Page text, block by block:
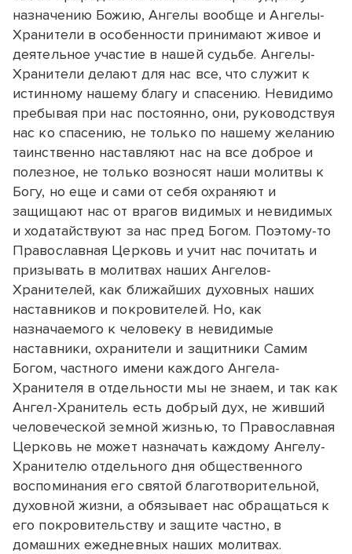
назначению Божию, Ангелы вообще и Ангелы-
Xранители в особенности принимают живое и
деятельное участие в нашей судьбе. Ангелы-
Xранители делают для нас все, что служит к
истинному нашему благу и спасению. Невидимо
пребывая при нас постоянно, они, руководствуя
нас ко спасению, не только по нашему желанию
таинственно наставляют нас на все доброе и
полезное, не только возносят наши молитвы к
Богу, но еще и сами от себя охраняют и
защищают нас от врагов видимых и невидимых
и ходатайствуют за нас пред Богом. Поэтому-то
Православная Церковь и учит нас почитать и
призывать в молитвах наших Ангелов-
Xранителей, как ближайших духовных наших
наставников и покровителей. Но, как
назначаемого к человеку в невидимые
наставники, охранители и защитники Самим
Богом, частного имени каждого Ангела-
Xранителя в отдельности мы не знаем, и так как
Ангел-Xранитель есть добрый дух, не живший
человеческой земной жизнью, то Православная
Церковь не может назначать каждому Ангелу-
Xранителю отдельного дня общественного
воспоминания его святой благотворительной,
духовной жизни, а обязывает нас обращаться к
его покровительству и защите частно, в
домашних ежедневных наших молитвах.